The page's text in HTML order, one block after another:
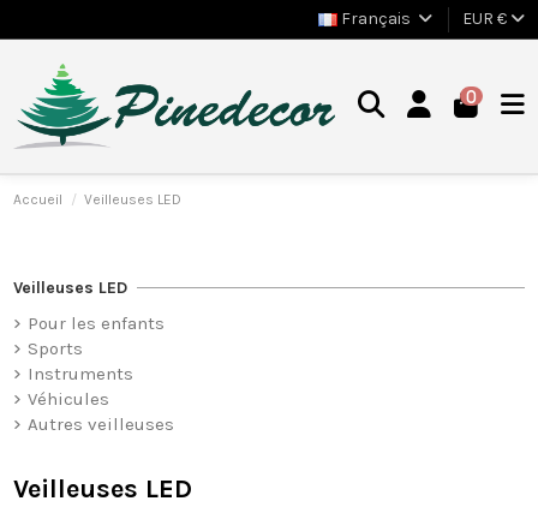
Français EUR €
0
Accueil Veilleuses LED
Veilleuses LED
Veilleuses LED
Pour les enfants
Sports
Instruments
Véhicules
Autres veilleuses